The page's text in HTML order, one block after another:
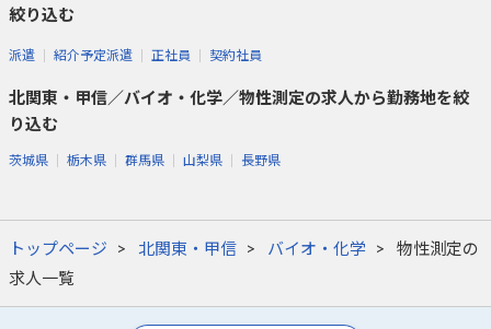
絞り込む
派遣 紹介予定派遣 正社員 契約社員
北関東・甲信／バイオ・化学／物性測定の求人から勤務地を絞
り込む
茨城県 栃木県 群馬県 山梨県 長野県
トップページ 北関東・甲信 バイオ・化学
物性測定の
求人一覧